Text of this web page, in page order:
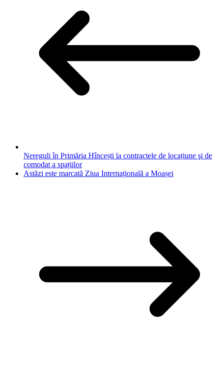
Nereguli în Primăria Hîncești la contractele de locațiune şi de
comodat a spațiilor
Astăzi este marcată Ziua Internațională a Moașei